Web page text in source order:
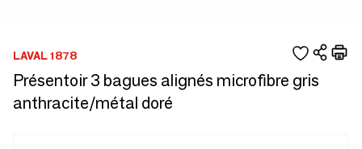
LAVAL 1878
Présentoir 3 bagues alignés microfibre gris
anthracite/métal doré